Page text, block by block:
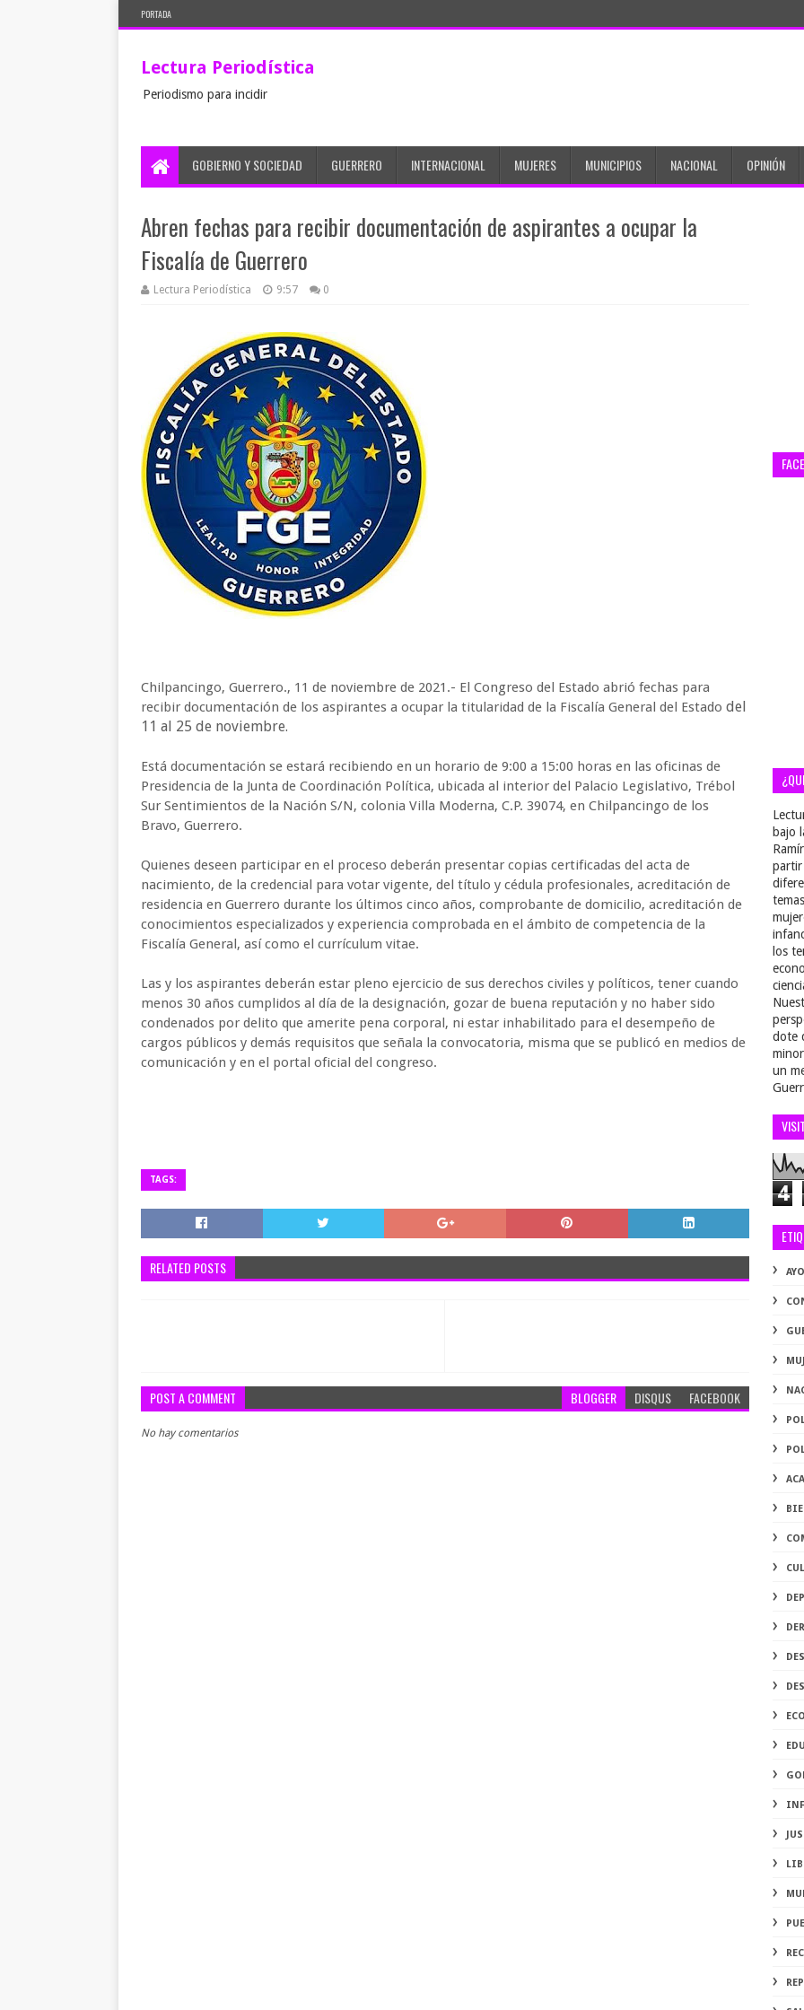
PORTADA
Lectura Periodística
Periodismo para incidir
GOBIERNO Y SOCIEDAD GUERRERO INTERNACIONAL MUJERES MUNICIPIOS NACIONAL OPINIÓN
Abren fechas para recibir documentación de aspirantes a ocupar la
Fiscalía de Guerrero
Lectura Periodística 9:57 0
Chilpancingo, Guerrero., 11 de noviembre de 2021.- El Congreso del Estado abrió fechas para
recibir documentación de los aspirantes a ocupar la titularidad de la Fiscalía General del Estado del
11 al 25 de noviembre.
Está documentación se estará recibiendo en un horario de 9:00 a 15:00 horas en las oficinas de
Presidencia de la Junta de Coordinación Política, ubicada al interior del Palacio Legislativo, Trébol
Sur Sentimientos de la Nación S/N, colonia Villa Moderna, C.P. 39074, en Chilpancingo de los
Bravo, Guerrero.
Quienes deseen participar en el proceso deberán presentar copias certificadas del acta de
nacimiento, de la credencial para votar vigente, del título y cédula profesionales, acreditación de
residencia en Guerrero durante los últimos cinco años, comprobante de domicilio, acreditación de
conocimientos especializados y experiencia comprobada en el ámbito de competencia de la
Fiscalía General, así como el currículum vitae.
Las y los aspirantes deberán estar pleno ejercicio de sus derechos civiles y políticos, tener cuando
menos 30 años cumplidos al día de la designación, gozar de buena reputación y no haber sido
condenados por delito que amerite pena corporal, ni estar inhabilitado para el desempeño de
cargos públicos y demás requisitos que señala la convocatoria, misma que se publicó en medios de
comunicación y en el portal oficial del congreso.
TAGS:
RELATED POSTS
POST A COMMENT BLOGGER DISQUS FACEBOOK
No hay comentarios
bajo
partir
los
dote
un
4